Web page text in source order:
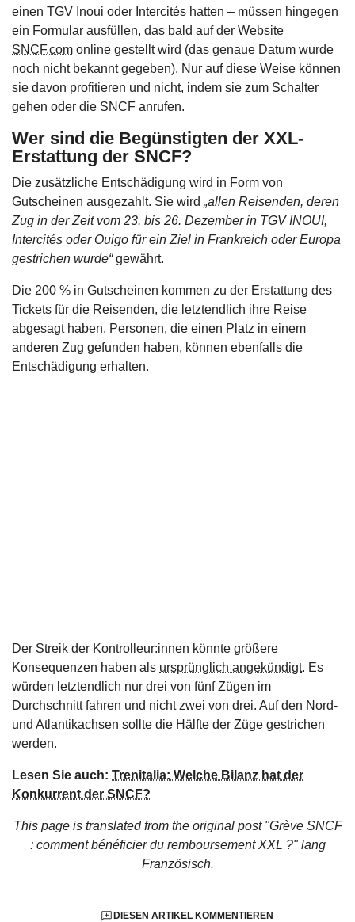
einen TGV Inoui oder Intercités hatten – müssen hingegen
ein Formular ausfüllen, das bald auf der Website
SNCF.com online gestellt wird (das genaue Datum wurde
noch nicht bekannt gegeben). Nur auf diese Weise können
sie davon profitieren und nicht, indem sie zum Schalter
gehen oder die SNCF anrufen.
Wer sind die Begünstigten der XXL-
Erstattung der SNCF?
Die zusätzliche Entschädigung wird in Form von
Gutscheinen ausgezahlt. Sie wird „allen Reisenden, deren
Zug in der Zeit vom 23. bis 26. Dezember in TGV INOUI,
Intercités oder Ouigo für ein Ziel in Frankreich oder Europa
gestrichen wurde“gewährt.
Die 200 % in Gutscheinen kommen zu der Erstattung des
Tickets für die Reisenden, die letztendlich ihre Reise
abgesagt haben. Personen, die einen Platz in einem
anderen Zug gefunden haben, können ebenfalls die
Entschädigung erhalten.
Der Streik der Kontrolleur:innen könnte größere
Konsequenzen haben als ursprünglich angekündigt. Es
würden letztendlich nur drei von fünf Zügen im
Durchschnitt fahren und nicht zwei von drei. Auf den Nord-
und Atlantikachsen sollte die Hälfte der Züge gestrichen
werden.
Lesen Sie auch: Trenitalia: Welche Bilanz hat der
Konkurrent der SNCF?
This page is translated from the original post "Grève SNCF
: comment bénéficier du remboursement XXL ?"lang
Französisch.
DIESEN ARTIKEL KOMMENTIEREN